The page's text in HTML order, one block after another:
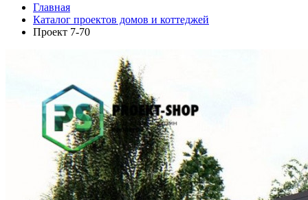
Главная
Каталог проектов домов и коттеджей
Проект 7-70